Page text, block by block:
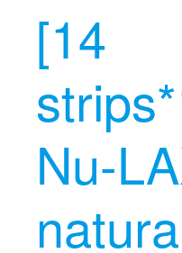
[14
Nu-